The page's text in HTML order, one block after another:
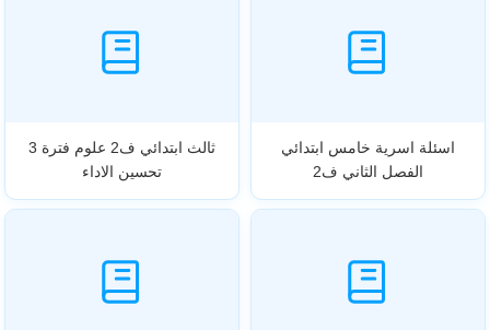
اسئلة اسرية خامس ابتدائي
الفصل الثاني ف2
ثالث ابتدائي ف2 علوم فترة 3
تحسين الاداء